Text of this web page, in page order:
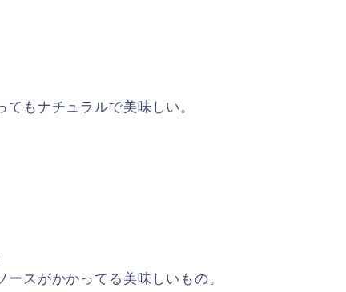
もナチュラルで美味しい。
スがかかってる美味しいもの。